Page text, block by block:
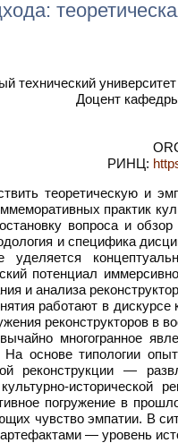
технический
Доцент
РИНЦ:
теоретическую и
практик
вопроса и обзор
и специфика
уделяется
потенциал
и анализа
работают в дискурсе
реконструкторов в
многогранное
На основе типологии
реконструкции —
исторической
погружение в
чувство эмпатии. В
— уровень